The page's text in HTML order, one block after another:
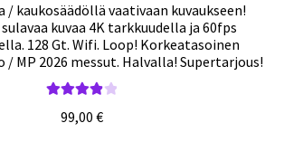
/ kaukosäädöllä vaativaan kuvaukseen!
kuvaa 4K tarkkuudella ja 60fps
128 Gt. Wifi. Loop! Korkeatasoinen
/ MP 2026 messut. Halvalla! Supertarjous!
tuotteesta:
99,00 €